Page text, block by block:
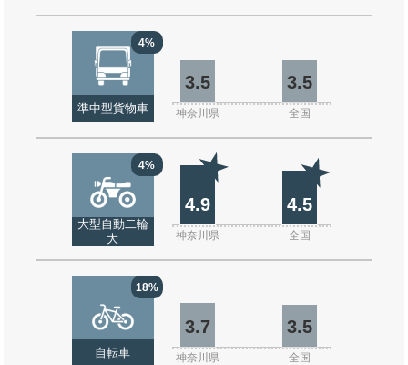
4%
準中型貨物車
3.5 3.5
神奈川県 全国
4%
大型自動二輪
大
4.9 4.5
神奈川県 全国
18%
自転車
3.7 3.5
神奈川県 全国